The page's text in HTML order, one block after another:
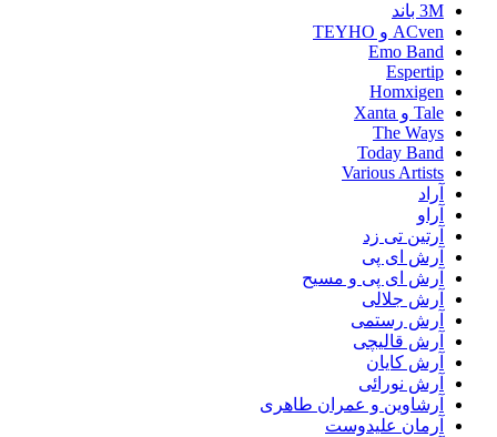
3M باند
ACven و TEYHO
Emo Band
Espertip
Homxigen
Tale و Xanta
The Ways
Today Band
Various Artists
آراد
آراو
آرتین تی زد
آرش ای پی
آرش ای پی و مسیح
آرش جلالی
آرش رستمی
آرش قالیچی
آرش کایان
آرش نورائی
آرشاوین و عمران طاهری
آرمان علیدوست